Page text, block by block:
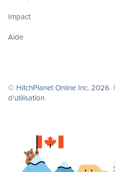
Impact
Aide
© HitchPlanet Online Inc. 2026 |
d'utilisation